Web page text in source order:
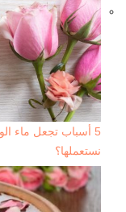
5 أسباب تجعل ماء
نستعملها؟